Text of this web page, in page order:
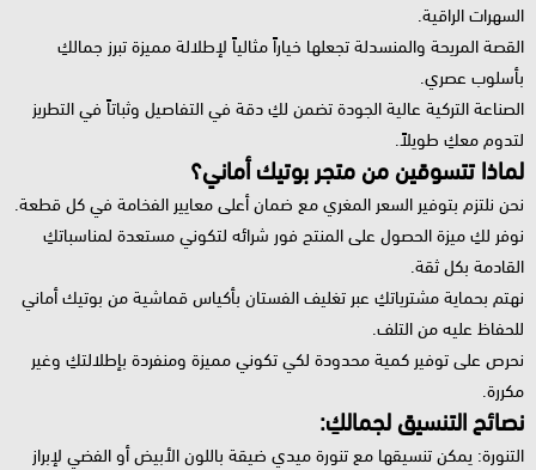
السهرات الراقية.
القصة المريحة والمنسدلة تجعلها خياراً مثالياً لإطلالة مميزة تبرز جمالكِ
بأسلوب عصري.
الصناعة التركية عالية الجودة تضمن لكِ دقة في التفاصيل وثباتاً في التطريز
لتدوم معكِ طويلاً.
لماذا تتسوقين من متجر بوتيك أماني؟
نحن نلتزم بتوفير السعر المغري مع ضمان أعلى معايير الفخامة في كل قطعة.
نوفر لكِ ميزة الحصول على المنتج فور شرائه لتكوني مستعدة لمناسباتكِ
القادمة بكل ثقة.
نهتم بحماية مشترياتكِ عبر تغليف الفستان بأكياس قماشية من بوتيك أماني
للحفاظ عليه من التلف.
نحرص على توفير كمية محدودة لكي تكوني مميزة ومنفردة بإطلالتكِ وغير
مكررة.
نصائح التنسيق لجمالكِ:
التنورة: يمكن تنسيقها مع تنورة ميدي ضيقة باللون الأبيض أو الفضي لإبراز